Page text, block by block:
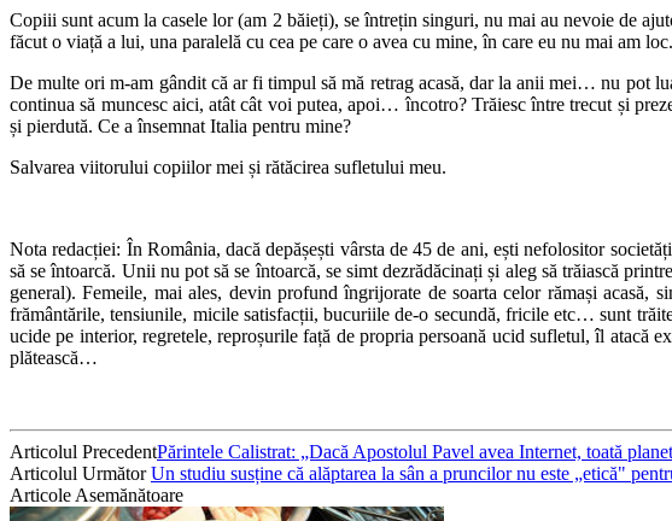
Copiii sunt acum la casele lor (am 2 băieți), se întrețin singuri, nu mai au nevoie de
făcut o viață a lui, una paralelă cu cea pe care o avea cu mine, în care eu nu mai am
De multe ori m-am gândit că ar fi timpul să mă retrag acasă, dar la anii mei… nu pot
continua să muncesc aici, atât cât voi putea, apoi… încotro? Trăiesc între trecut și
și pierdută. Ce a însemnat Italia pentru mine?
Salvarea viitorului copiilor mei și rătăcirea sufletului meu.
Nota redacției: În România, dacă depășești vârsta de 45 de ani, ești nefolositor
să se întoarcă. Unii nu pot să se întoarcă, se simt dezrădăcinați și aleg să trăiască
general). Femeile, mai ales, devin profund îngrijorate de soarta celor rămași
frământările, tensiunile, micile satisfacții, bucuriile de-o secundă, fricile etc… sunt
ucide pe interior, regretele, reproșurile față de propria persoană ucid sufletul, îl atacă
plătească…
Articolul PrecedentPărintele Calistrat: „Dacă Apostolul Pavel avea Internet, toată
Articolul UrmătorUn studiu susține că alăptarea la sân a pruncilor nu este „etică"
Articole Asemănătoare